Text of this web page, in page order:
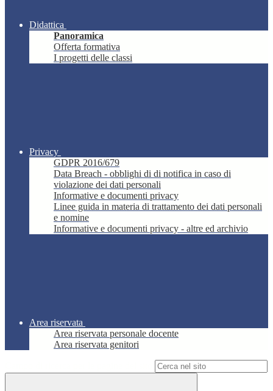
Didattica
Panoramica
Offerta formativa
I progetti delle classi
Privacy
GDPR 2016/679
Data Breach - obblighi di di notifica in caso di
violazione dei dati personali
Informative e documenti privacy
Linee guida in materia di trattamento dei dati personali
e nomine
Informative e documenti privacy - altre ed archivio
Area riservata
Area riservata personale docente
Area riservata genitori